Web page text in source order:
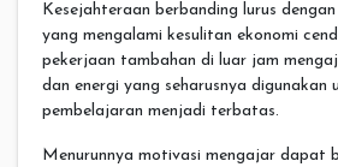
Kesejahteraan berbanding lurus
yang mengalami kesulitan ekonomi
pekerjaan tambahan di luar jam
dan energi yang seharusnya digunakan
pembelajaran menjadi terbatas.
Menurunnya motivasi mengajar dapat